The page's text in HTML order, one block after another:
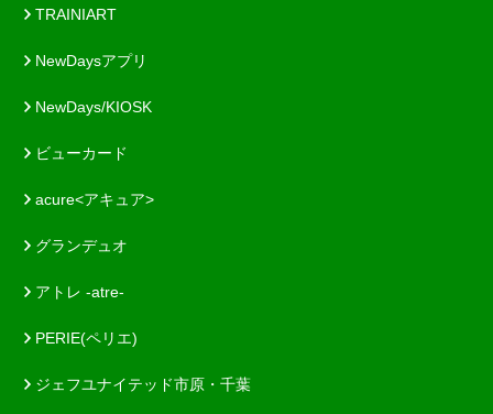
TRAINIART
NewDaysアプリ
NewDays/KIOSK
ビューカード
acure<アキュア>
グランデュオ
アトレ -atre-
PERIE(ペリエ)
ジェフユナイテッド市原・千葉